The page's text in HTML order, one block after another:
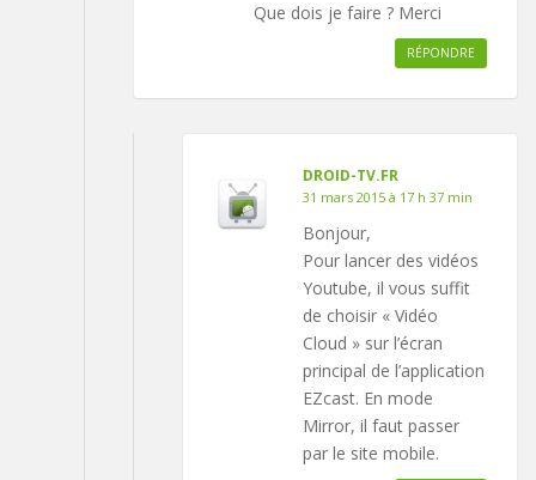
Que dois je faire ? Merci
RÉPONDRE
DROID-TV.FR
31 mars 2015 à 17 h 37 min
Bonjour,
Pour lancer des vidéos
Youtube, il vous suffit
de choisir « Vidéo
Cloud » sur l’écran
principal de l’application
EZcast. En mode
Mirror, il faut passer
par le site mobile.